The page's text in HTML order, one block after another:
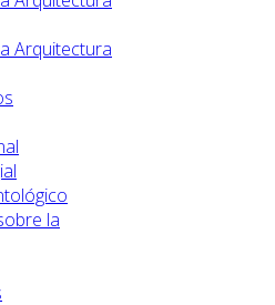
Arquitectura
la